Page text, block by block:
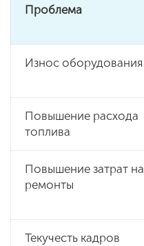
Проблема
Износ оборудования
Повышение расхода
топлива
Повышение затрат на
ремонты
Текучесть кадров